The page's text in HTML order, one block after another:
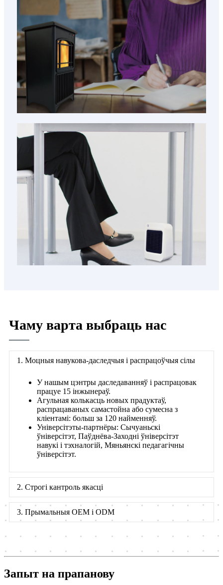
Чаму варта выбраць нас
1. Моцныя навукова-даследчыя і распрацоўчыя сілы
У нашым цэнтры даследаванняў і распрацовак
працуе 15 інжынераў.
Агульная колькасць новых прадуктаў,
распрацаваных самастойна або сумесна з
кліентамі: больш за 120 найменняў.
Універсітэты-партнёры: Сычуаньскі
ўніверсітэт, Паўднёва-Заходні ўніверсітэт
навукі і тэхналогій, Мяньянскі педагагічны
ўніверсітэт.
2. Строгі кантроль якасці
3. Прымальныя OEM і ODM
Запыт на прапанову